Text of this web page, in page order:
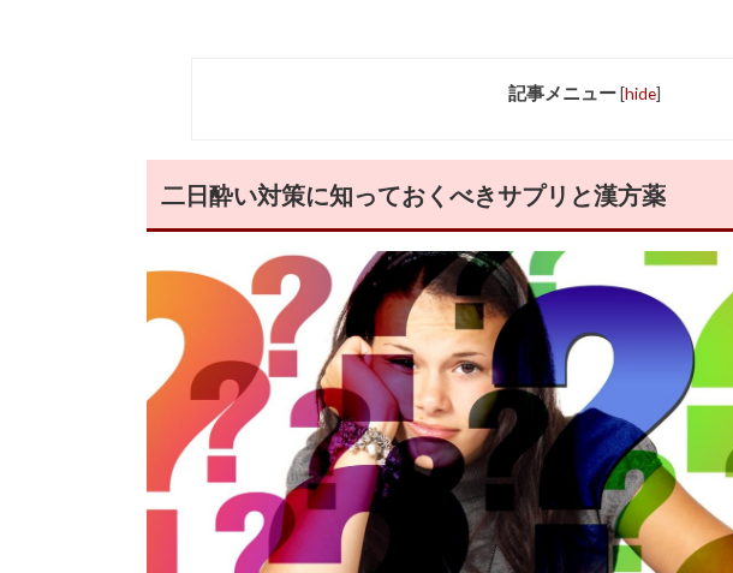
記事メニュー [hide]
二日酔い対策に知っておくべきサプリと漢方薬